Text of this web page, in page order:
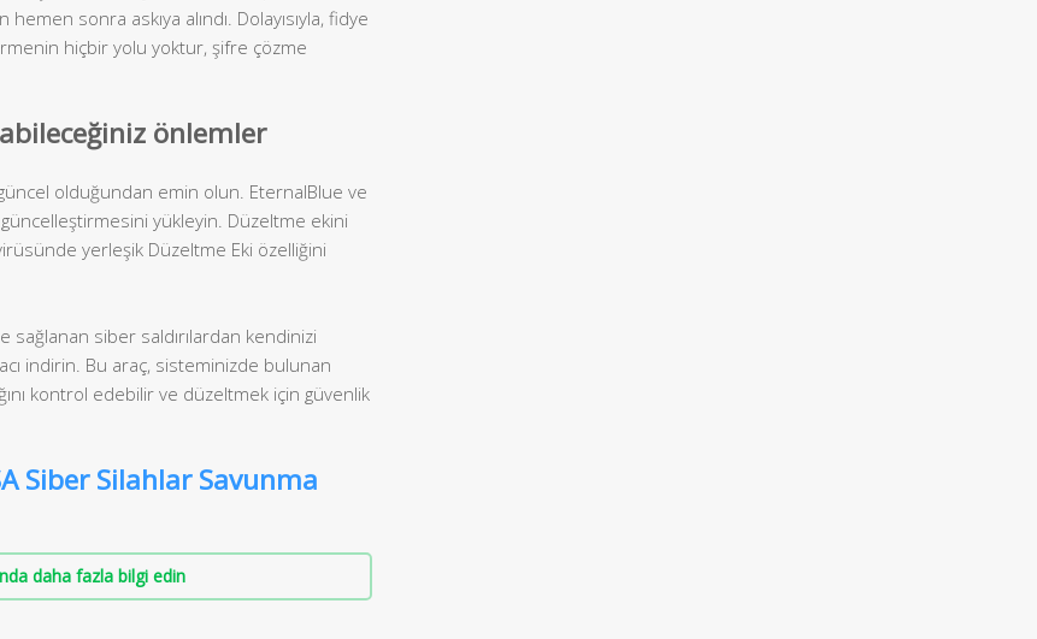
hemen sonra askıya alındı. Dolayısıyla, fidye
hiçbir yolu yoktur, şifre çözme
önlemler
olduğundan emin olun. EternalBlue ve
güncelleştirmesini yükleyin. Düzeltme ekini
yerleşik Düzeltme Eki özelliğini
sağlanan siber saldırılardan kendinizi
indirin. Bu araç, sisteminizde bulunan
kontrol edebilir ve düzeltmek için güvenlik
Siber Silahlar Savunma
daha fazla bilgi edin